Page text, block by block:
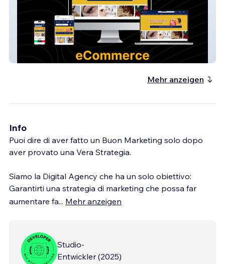
Mehr anzeigen
Info
Puoi dire di aver fatto un Buon Marketing solo dopo
aver provato una Vera Strategia.
Siamo la Digital Agency che ha un solo obiettivo:
Garantirti una strategia di marketing che possa far
aumentare fa... Mehr anzeigen
Studio-
Entwickler (2025)